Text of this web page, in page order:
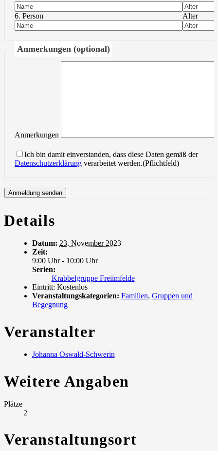
6. Person Alter
Anmerkungen (optional)
Anmerkungen
Ich bin damit einverstanden, dass diese Daten gemäß der
Datenschutzerklärung verarbeitet werden.(Pflichtfeld)
Details
Datum: 23. November 2023
Zeit:
9:00 Uhr - 10:00 Uhr
Serien:
Krabbelgruppe Freiimfelde
Eintritt: Kostenlos
Veranstaltungskategorien: Familien, Gruppen und
Begegnung
Veranstalter
Johanna Oswald-Schwerin
Weitere Angaben
Plätze
2
Veranstaltungsort